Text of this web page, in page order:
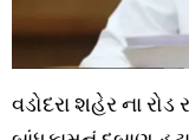
વડોદરા શહેર ના